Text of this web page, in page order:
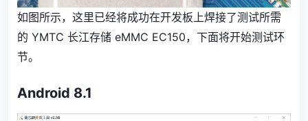
如图所示，这里已经将成功在开发板上焊接了测试所需
的 YMTC 长江存储 eMMC EC150，下面将开始测试环
节。
Android 8.1